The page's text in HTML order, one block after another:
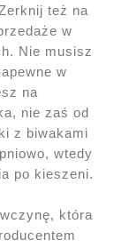
też na
w
Nie musisz
w
na
nie zaś od
z biwakami
wtedy
po kieszeni.
która